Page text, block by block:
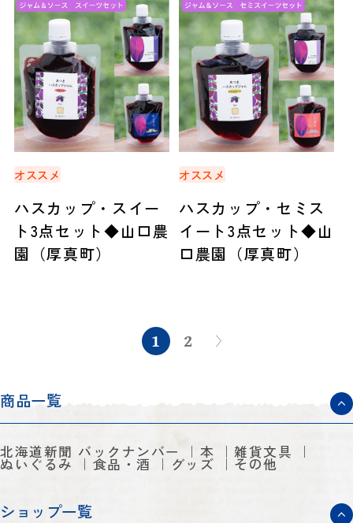
オススメ
ハスカップ・スイー
ト3点セット◆山口農
園（厚真町）
オススメ
ハスカップ・セミス
イート3点セット◆山
口農園（厚真町）
1 2
商品一覧
北海道新聞 バックナンバー 本 雑貨文具
ぬいぐるみ 食品・酒 グッズ その他
ショップ一覧